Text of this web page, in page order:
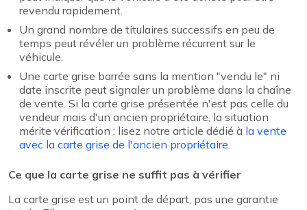
revendu rapidement.
Un grand nombre de titulaires successifs en peu de
temps peut révéler un problème récurrent sur le
véhicule.
Une carte grise barrée sans la mention "vendu le" ni
date inscrite peut signaler un problème dans la chaîne
de vente. Si la carte grise présentée n'est pas celle du
vendeur mais d'un ancien propriétaire, la situation
mérite vérification : lisez notre article dédié à la vente
avec la carte grise de l'ancien propriétaire.
Ce que la carte grise ne suffit pas à vérifier
La carte grise est un point de départ, pas une garantie